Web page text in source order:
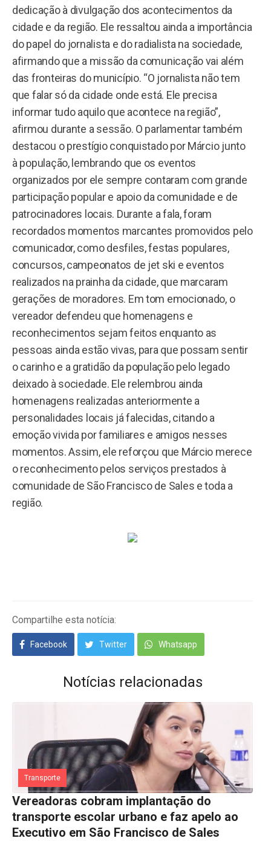
dedicação à divulgação dos acontecimentos da
cidade e da região. Ele ressaltou ainda a importância
do papel do jornalista e do radialista na sociedade,
afirmando que a missão da comunicação vai além
das fronteiras do município. “O jornalista não tem
que falar só da cidade onde está. Ele precisa
informar tudo aquilo que acontece na região”,
afirmou durante a sessão. O parlamentar também
destacou o prestígio conquistado por Márcio junto
à população, lembrando que os eventos
organizados por ele sempre contaram com grande
participação popular e apoio da comunidade e de
patrocinadores locais. Durante a fala, foram
recordados momentos marcantes promovidos pelo
comunicador, como desfiles, festas populares,
concursos, campeonatos de jet ski e eventos
realizados na prainha da cidade, que marcaram
gerações de moradores. Em tom emocionado, o
vereador defendeu que homenagens e
reconhecimentos sejam feitos enquanto as
pessoas ainda estão vivas, para que possam sentir
o carinho e a gratidão da população pelo legado
deixado à sociedade. Ele relembrou ainda
homenagens realizadas anteriormente a
personalidades locais já falecidas, citando a
emoção vivida por familiares e amigos nesses
momentos. Assim, ele reforçou que Márcio merece
o reconhecimento pelos serviços prestados à
comunidade de São Francisco de Sales e toda a
região.
Compartilhe esta notícia:
Facebook Twitter Whatsapp
Notícias relacionadas
Transporte
Vereadoras cobram implantação do
transporte escolar urbano e faz apelo ao
Executivo em São Francisco de Sales